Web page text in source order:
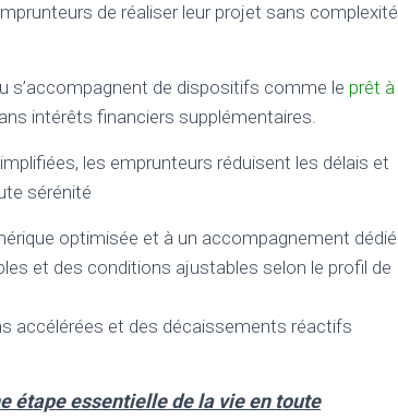
de réaliser leur projet sans complexité
s’accompagnent de dispositifs comme le prêt à
intérêts financiers supplémentaires.
les emprunteurs réduisent les délais et
sérénité
optimisée et à un accompagnement dédié
et des conditions ajustables selon le profil de
accélérées et des décaissements réactifs
étape essentielle de la vie en toute